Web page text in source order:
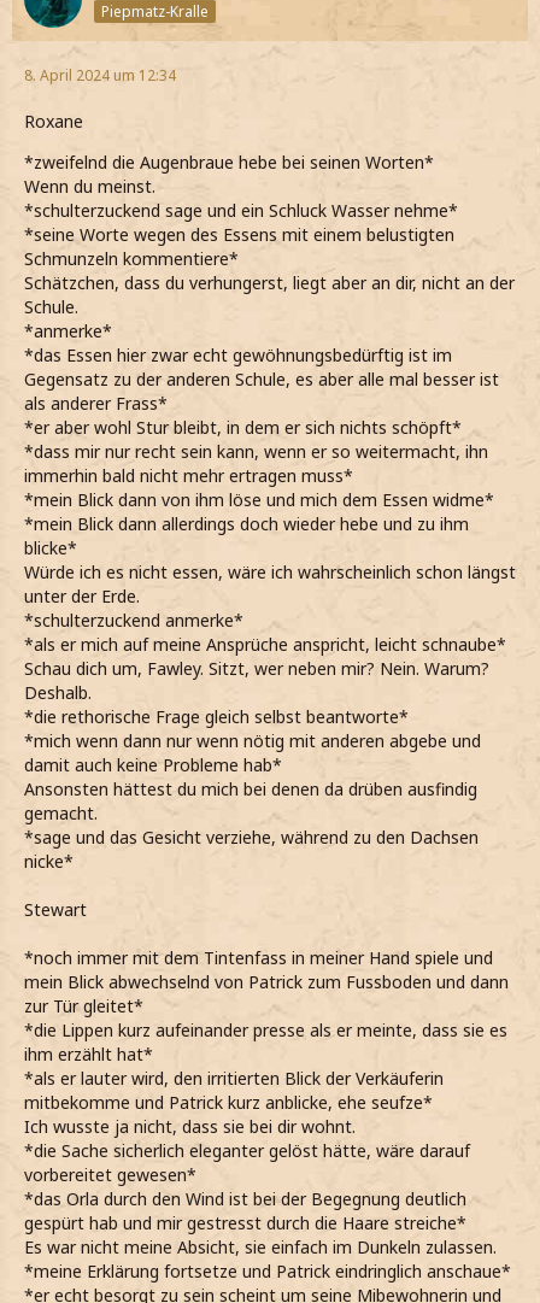
Piepmatz-Kralle
8. April 2024 um 12:34
Roxane
*zweifelnd die Augenbraue hebe bei seinen Worten*
Wenn du meinst.
*schulterzuckend sage und ein Schluck Wasser nehme*
*seine Worte wegen des Essens mit einem belustigten
Schmunzeln kommentiere*
Schätzchen, dass du verhungerst, liegt aber an dir, nicht an der
Schule.
*anmerke*
*das Essen hier zwar echt gewöhnungsbedürftig ist im
Gegensatz zu der anderen Schule, es aber alle mal besser ist
als anderer Frass*
*er aber wohl Stur bleibt, in dem er sich nichts schöpft*
*dass mir nur recht sein kann, wenn er so weitermacht, ihn
immerhin bald nicht mehr ertragen muss*
*mein Blick dann von ihm löse und mich dem Essen widme*
*mein Blick dann allerdings doch wieder hebe und zu ihm
blicke*
Würde ich es nicht essen, wäre ich wahrscheinlich schon längst
unter der Erde.
*schulterzuckend anmerke*
*als er mich auf meine Ansprüche anspricht, leicht schnaube*
Schau dich um, Fawley. Sitzt, wer neben mir? Nein. Warum?
Deshalb.
*die rethorische Frage gleich selbst beantworte*
*mich wenn dann nur wenn nötig mit anderen abgebe und
damit auch keine Probleme hab*
Ansonsten hättest du mich bei denen da drüben ausfindig
gemacht.
*sage und das Gesicht verziehe, während zu den Dachsen
nicke*
Stewart
*noch immer mit dem Tintenfass in meiner Hand spiele und
mein Blick abwechselnd von Patrick zum Fussboden und dann
zur Tür gleitet*
*die Lippen kurz aufeinander presse als er meinte, dass sie es
ihm erzählt hat*
*als er lauter wird, den irritierten Blick der Verkäuferin
mitbekomme und Patrick kurz anblicke, ehe seufze*
Ich wusste ja nicht, dass sie bei dir wohnt.
*die Sache sicherlich eleganter gelöst hätte, wäre darauf
vorbereitet gewesen*
*das Orla durch den Wind ist bei der Begegnung deutlich
gespürt hab und mir gestresst durch die Haare streiche*
Es war nicht meine Absicht, sie einfach im Dunkeln zulassen.
*meine Erklärung fortsetze und Patrick eindringlich anschaue*
*er echt besorgt zu sein scheint um seine Mibewohnerin und